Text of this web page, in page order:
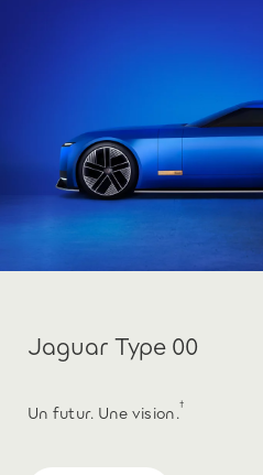
Jaguar Type 00
Un futur. Une vision.†